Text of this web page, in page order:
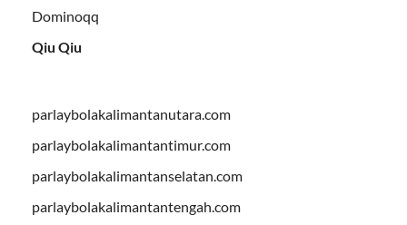
Dominoqq
Qiu Qiu
parlaybolakalimantanutara.com
parlaybolakalimantantimur.com
parlaybolakalimantanselatan.com
parlaybolakalimantantengah.com